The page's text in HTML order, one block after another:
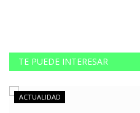
TE PUEDE INTERESAR
ACTUALIDAD